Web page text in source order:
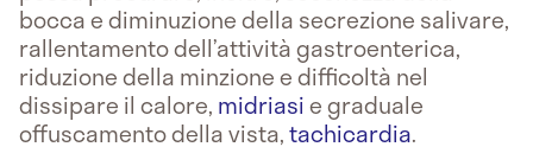
bocca e diminuzione della secrezione salivare,
rallentamento dell’attività gastroenterica,
riduzione della minzione e difficoltà nel
dissipare il calore, midriasie graduale
offuscamento della vista,tachicardia.